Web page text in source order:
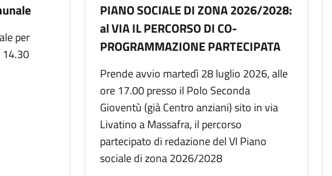
per
PIANO SOCIALE DI ZONA 2026/2028:
al VIA IL PERCORSO DI CO-
PROGRAMMAZIONE PARTECIPATA
Prende avvio martedì 28 luglio 2026, alle
ore 17.00 presso il Polo Seconda
Gioventù (già Centro anziani) sito in via
Livatino a Massafra, il percorso
partecipato di redazione del VI Piano
sociale di zona 2026/2028